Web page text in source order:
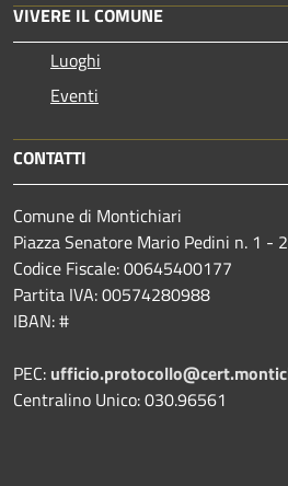
VIVERE IL COMUNE
Luoghi
Eventi
CONTATTI
Comune di Montichiari
Piazza Senatore Mario Pedini n. 1 -
Codice Fiscale: 00645400177
Partita IVA: 00574280988
IBAN: #
PEC:
Centralino Unico: 030.96561